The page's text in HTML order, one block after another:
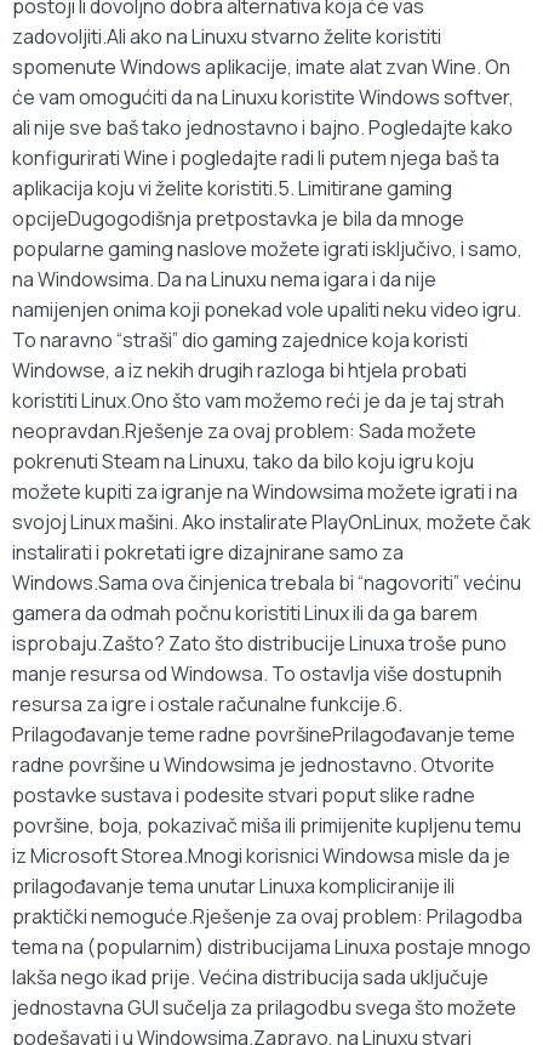
postoji li dovoljno dobra alternativa koja će vas
zadovoljiti.Ali ako na Linuxu stvarno želite koristiti
spomenute Windows aplikacije, imate alat zvan Wine. On
će vam omogućiti da na Linuxu koristite Windows softver,
ali nije sve baš tako jednostavno i bajno. Pogledajte kako
konfigurirati Wine i pogledajte radi li putem njega baš ta
aplikacija koju vi želite koristiti.5. Limitirane gaming
opcijeDugogodišnja pretpostavka je bila da mnoge
popularne gaming naslove možete igrati isključivo, i samo,
na Windowsima. Da na Linuxu nema igara i da nije
namijenjen onima koji ponekad vole upaliti neku video igru.
To naravno “straši” dio gaming zajednice koja koristi
Windowse, a iz nekih drugih razloga bi htjela probati
koristiti Linux.Ono što vam možemo reći je da je taj strah
neopravdan.Rješenje za ovaj problem: Sada možete
pokrenuti Steam na Linuxu, tako da bilo koju igru koju
možete kupiti za igranje na Windowsima možete igrati i na
svojoj Linux mašini. Ako instalirate PlayOnLinux, možete čak
instalirati i pokretati igre dizajnirane samo za
Windows.Sama ova činjenica trebala bi “nagovoriti” većinu
gamera da odmah počnu koristiti Linux ili da ga barem
isprobaju.Zašto? Zato što distribucije Linuxa troše puno
manje resursa od Windowsa. To ostavlja više dostupnih
resursa za igre i ostale računalne funkcije.6.
Prilagođavanje teme radne površinePrilagođavanje teme
radne površine u Windowsima je jednostavno. Otvorite
postavke sustava i podesite stvari poput slike radne
površine, boja, pokazivač miša ili primijenite kupljenu temu
iz Microsoft Storea.Mnogi korisnici Windowsa misle da je
prilagođavanje tema unutar Linuxa kompliciranije ili
praktički nemoguće.Rješenje za ovaj problem: Prilagodba
tema na (popularnim) distribucijama Linuxa postaje mnogo
lakša nego ikad prije. Većina distribucija sada uključuje
jednostavna GUI sučelja za prilagodbu svega što možete
podešavati i u Windowsima.Zapravo, na Linuxu stvari